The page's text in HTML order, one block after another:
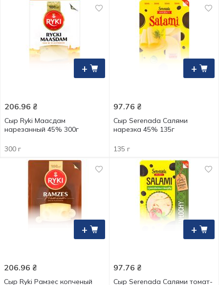
+
206.96 ₴
Сыр Ryki Маасдам
нарезанный 45% 300г
300 г
+
97.76 ₴
Сыр Serenada Салями
нарезка 45% 135г
135 г
+
206.96 ₴
Сыр Ryki Рамзес копченый
+
97.76 ₴
Сыр Serenada Салями томат-